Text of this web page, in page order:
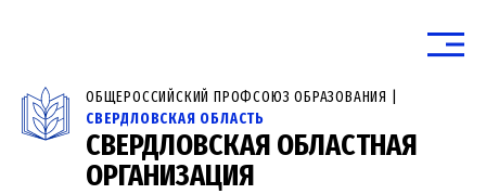
ОБЩЕРОССИЙСКИЙ ПРОФСОЮЗ ОБРАЗОВАНИЯ |
СВЕРДЛОВСКАЯ ОБЛАСТЬ
СВЕРДЛОВСКАЯ ОБЛАСТНАЯ
ОРГАНИЗАЦИЯ